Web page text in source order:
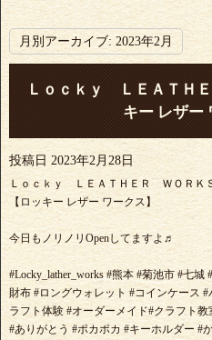
月別アーカイブ: 2023年2月
Ｌｏｃｋｙ ＬＥＡＴＨ
キー レザー
投稿日 2023年2月28日
Ｌｏｃｋｙ ＬＥＡＴＨＥＲ ＷＯＲ
【ロッキー レザー ワークス】
今日もノリノリOpenしてますよ♬
#Locky_lather_works #熊本 #菊池市 #七
財布 #ロングウォレット #コインケース #
ラフト体験 #オーダーメイド#クラフト
#ありがとう #ポカポカ #キーホルダー #